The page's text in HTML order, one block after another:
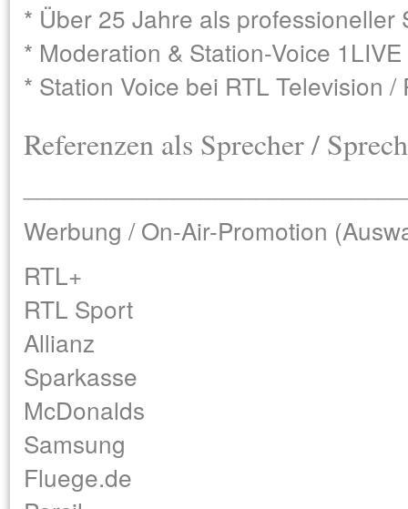
* Über 25 Jahre als professioneller
* Moderation & Station-Voice
* Station Voice bei RTL Television /
Referenzen als Sprecher /
Werbung / On-Air-Promotion
RTL+
RTL Sport
Allianz
Sparkasse
McDonalds
Samsung
Fluege.de